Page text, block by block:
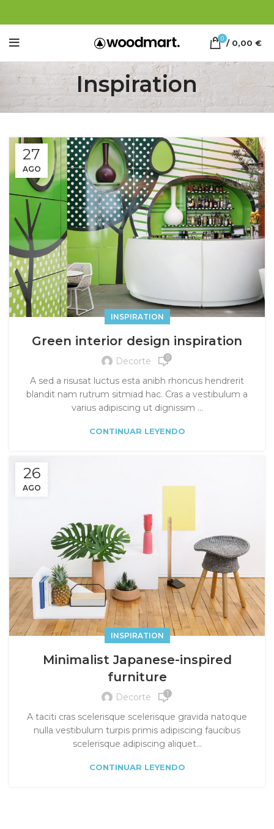
0 / 0,00 €
Inspiration
27
AGO
INSPIRATION
Green interior design inspiration
Decorte 0
A sed a risusat luctus esta anibh rhoncus hendrerit
blandit nam rutrum sitmiad hac. Cras a vestibulum a
varius adipiscing ut dignissim ...
CONTINUAR LEYENDO
26
AGO
INSPIRATION
Minimalist Japanese-inspired
furniture
Decorte 1
A taciti cras scelerisque scelerisque gravida natoque
nulla vestibulum turpis primis adipiscing faucibus
scelerisque adipiscing aliquet...
CONTINUAR LEYENDO